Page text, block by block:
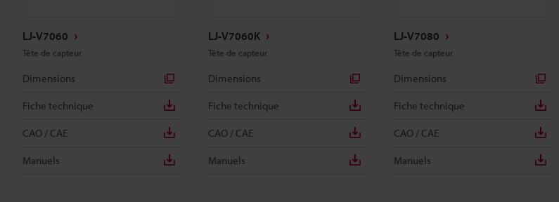
LJ-V7060
Tête de capteur
Dimensions
Fiche technique
CAO / CAE
Manuels
LJ-V7060K
Tête de capteur
Dimensions
Fiche technique
CAO / CAE
Manuels
LJ-V7080
Tête de capteur
Dimensions
Fiche technique
CAO / CAE
Manuels